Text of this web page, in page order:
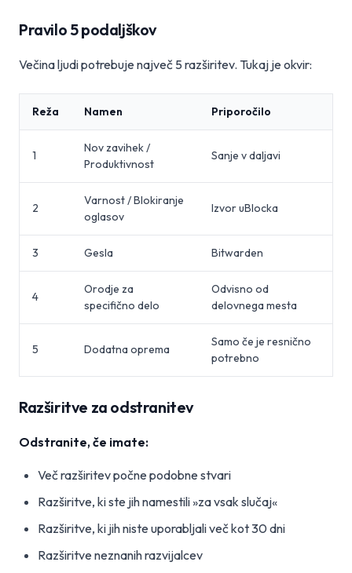
Pravilo 5 podaljškov
Večina ljudi potrebuje največ 5 razširitev. Tukaj je okvir:
Reža Namen Priporočilo
1
Nov zavihek /
Produktivnost
Sanje v daljavi
2
Varnost / Blokiranje
oglasov
Izvor uBlocka
3 Gesla Bitwarden
4
Orodje za
specifično delo
Odvisno od
delovnega mesta
5 Dodatna oprema
Samo če je resnično
potrebno
Razširitve za odstranitev
Odstranite, če imate:
Več razširitev počne podobne stvari
Razširitve, ki ste jih namestili »za vsak slučaj«
Razširitve, ki jih niste uporabljali več kot 30 dni
Razširitve neznanih razvijalcev